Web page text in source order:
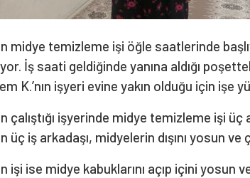
midye temizleme işi öğle saatlerinde
İş saati geldiğinde yanına aldığı
K.’nın işyeri evine yakın olduğu için işe
çalıştığı işyerinde midye temizleme işi
üç iş arkadaşı, midyelerin dışını yosun ve
işi ise midye kabuklarını açıp içini yosun